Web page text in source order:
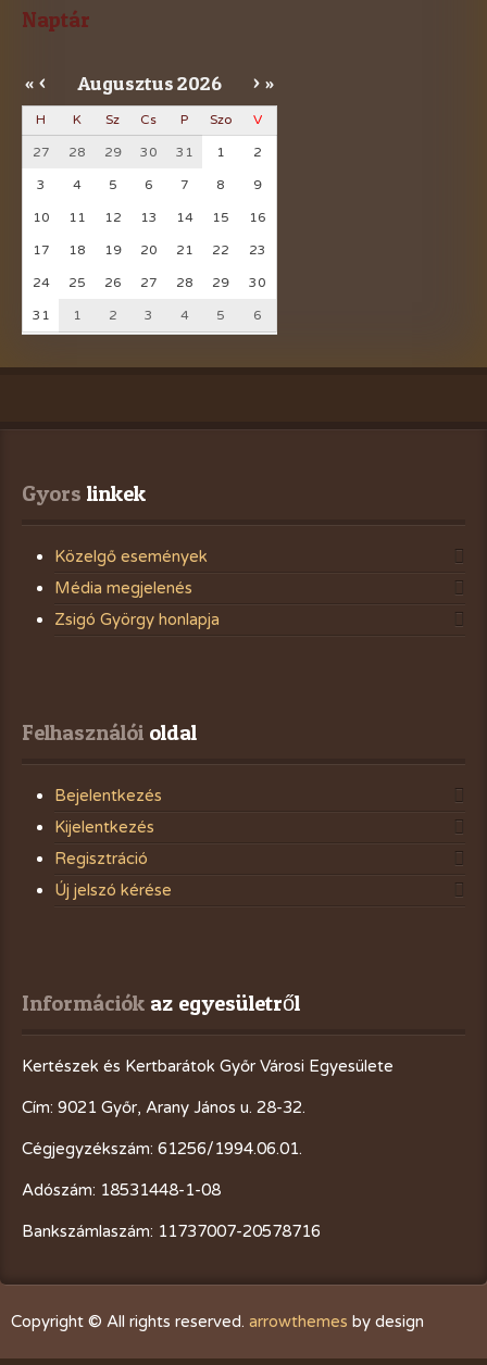
Naptár
« < Augusztus2026 > »
H K Sz Cs P Szo V
27 28 29 30 31 1 2
3 4 5 6 7 8 9
10 11 12 13 14 15 16
17 18 19 20 21 22 23
24 25 26 27 28 29 30
31 1 2 3 4 5 6
Gyors linkek
Közelgő események
Média megjelenés
Zsigó György honlapja
Felhasználói oldal
Bejelentkezés
Kijelentkezés
Regisztráció
Új jelszó kérése
Információk az egyesületről
Kertészek és Kertbarátok Győr Városi Egyesülete
Cím: 9021 Győr, Arany János u. 28-32.
Cégjegyzékszám: 61256/1994.06.01.
Adószám: 18531448-1-08
Bankszámlaszám: 11737007-20578716
Copyright © All rights reserved. arrowthemes by design